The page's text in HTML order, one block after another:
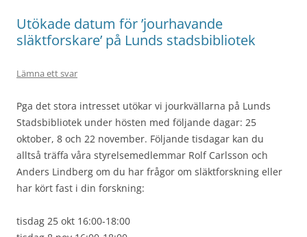
Utökade datum för ’jourhavande
släktforskare’ på Lunds stadsbibliotek
Lämna ett svar
Pga det stora intresset utökar vi jourkvällarna på Lunds
Stadsbibliotek under hösten med följande dagar: 25
oktober, 8 och 22 november. Följande tisdagar kan du
alltså träffa våra styrelsemedlemmar Rolf Carlsson och
Anders Lindberg om du har frågor om släktforskning eller
har kört fast i din forskning:
tisdag 25 okt 16:00-18:00